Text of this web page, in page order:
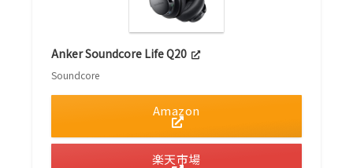
Anker Soundcore Life Q20
Soundcore
Amazon
楽天市場